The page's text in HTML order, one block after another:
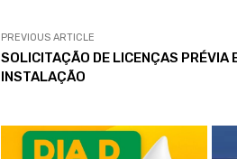
PREVIOUS ARTICLE
SOLICITAÇÃO DE LICENÇAS PRÉVIA
INSTALAÇÃO